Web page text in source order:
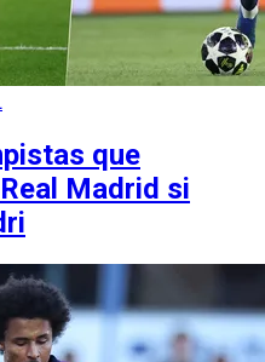
que
Madrid si